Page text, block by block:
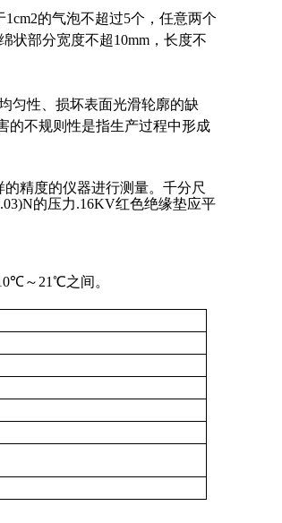
1cm2的气泡不超过5个，任意两个
状部分宽度不超10mm ，长度不
匀性、损坏表面光滑轮廓的缺
的不规则性是指生产过程中形成
精度的仪器进行测量。千分尺
的压力.16KV红色绝缘垫应平
℃～ 21℃之间。